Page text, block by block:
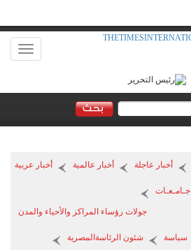
Toggle
أخبار عاجلة أخبار عالمية أخبار عربية
جـامـعـات
جولات رؤساء المراكز والأحياء والمدن
سياسة شئون الرئاسةالمصرية